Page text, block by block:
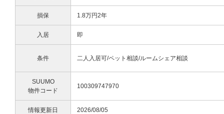
損保 1.8万円2年
入居 即
条件 二人入居可/ペット相談/ルームシェア相談
SUUMO
物件コード
100309747970
情報更新日 2026/08/05